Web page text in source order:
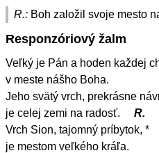
R.: Boh založil svoje mesto
Responzóriový žalm
Veľký je Pán a hoden každej
v meste nášho Boha.
Jeho svätý vrch, prekrásne
je celej zemi na radosť.
R.
Vrch Sion, tajomný príbytok, *
je mestom veľkého kráľa.